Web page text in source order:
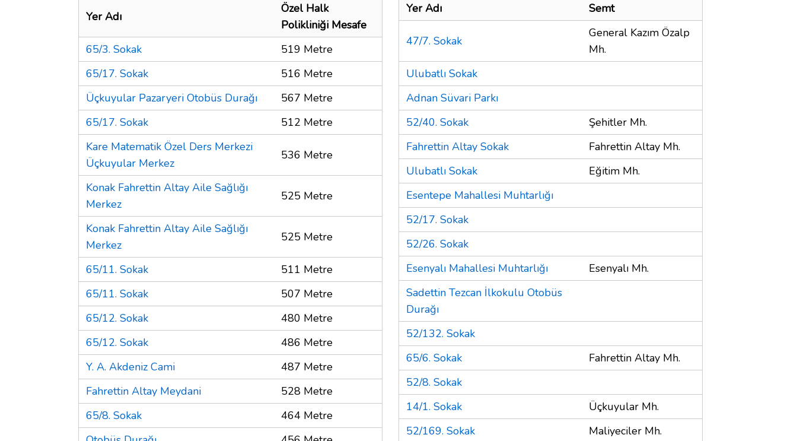
Yer Adı
Özel Halk
Polikliniği Mesafe
65/3. Sokak
519 Metre
65/17. Sokak
516 Metre
Üçkuyular Pazaryeri Otobüs Durağı
567 Metre
65/17. Sokak
512 Metre
Kare Matematik Özel Ders Merkezi
Üçkuyular Merkez
536 Metre
Konak Fahrettin Altay Aile Sağlığı
Merkez
525 Metre
Konak Fahrettin Altay Aile Sağlığı
Merkez
525 Metre
65/11. Sokak
511 Metre
65/11. Sokak
507 Metre
65/12. Sokak
480 Metre
65/12. Sokak
486 Metre
Y. A. Akdeniz Cami
487 Metre
Fahrettin Altay Meydani
528 Metre
65/8. Sokak
464 Metre
Yer Adı Semt
47/7. Sokak
General Kazım Özalp
Mh.
Ulubatlı Sokak
Adnan Süvari Parkı
52/40. Sokak
Şehitler Mh.
Fahrettin Altay Sokak
Fahrettin Altay Mh.
Ulubatlı Sokak
Eğitim Mh.
Esentepe Mahallesi Muhtarlığı
52/17. Sokak
52/26. Sokak
Esenyalı Mahallesi Muhtarlığı
Esenyalı Mh.
Sadettin Tezcan İlkokulu Otobüs
Durağı
52/132. Sokak
65/6. Sokak
Fahrettin Altay Mh.
52/8. Sokak
14/1. Sokak
Üçkuyular Mh.
52/169. Sokak
Maliyeciler Mh.